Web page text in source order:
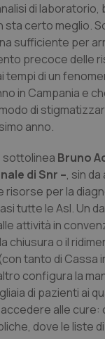
di
di Trento
& Scompenso
&
& patologie
di laboratorio,
sta certo meglio.
sufficiente per
precoce delle
di un
in Campania e
di
anno.
sottolinea Bruno
di Snr –, sin
risorse per la
tutte le Asl. Un
attività in
chiusura o il
tanto di Cassa
configura la
di pazienti ai
alle cure:
dove le liste